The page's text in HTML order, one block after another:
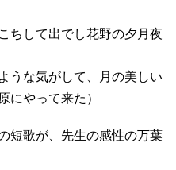
ちして出でし花野の夕月夜
うな気がして、月の美しい
にやって来た）
短歌が、先生の感性の万葉